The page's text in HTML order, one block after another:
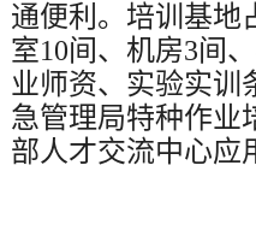
通便利。培训基地
室10间、机房3间
业师资、实验实训
急管理局特种作业
部人才交流中心应